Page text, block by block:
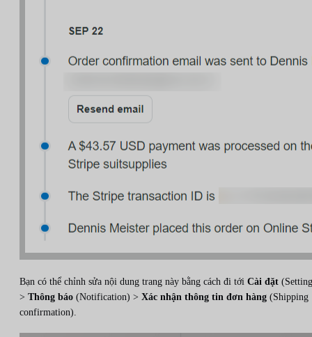
Bạn có thể chỉnh sửa nội dung trang này bằng cách đi tới Cài đặt
> Thông báo (Notification) > Xác nhận thông tin đơn hàng (Shipping
confirmation).